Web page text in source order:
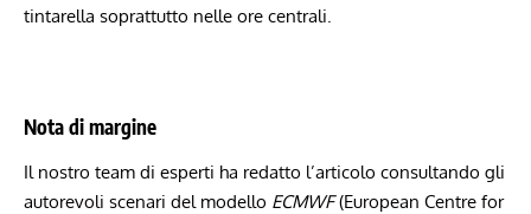
tintarella soprattutto nelle ore centrali.
Nota di margine
Il nostro team di esperti ha redatto l’articolo consultando gli
autorevoli scenari del modello ECMWF(European Centre for